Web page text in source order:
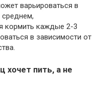
варьироваться в
среднем,
кормить каждые 2-3
в зависимости от
хочет пить, а не